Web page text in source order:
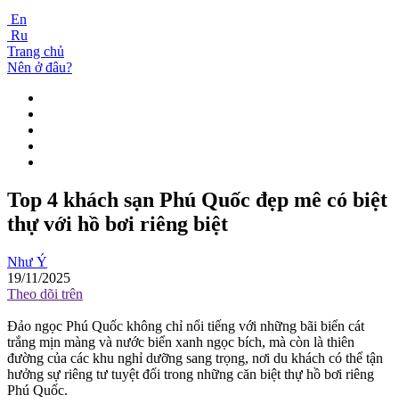
En
Ru
Trang chủ
Nên ở đâu?
Top 4 khách sạn Phú Quốc đẹp mê có biệt
thự với hồ bơi riêng biệt
Như Ý
19/11/2025
Theo dõi trên
Đảo ngọc Phú Quốc không chỉ nổi tiếng với những bãi biển cát
trắng mịn màng và nước biển xanh ngọc bích, mà còn là thiên
đường của các khu nghỉ dưỡng sang trọng, nơi du khách có thể tận
hưởng sự riêng tư tuyệt đối trong những căn biệt thự hồ bơi riêng
Phú Quốc.